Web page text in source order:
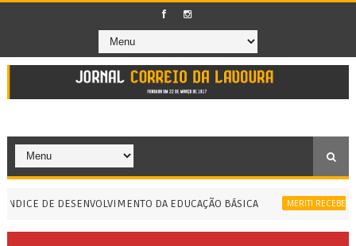
DE DESENVOLVIMENTO DA EDUCAÇÃO BÁSICA MERITI RECEBE